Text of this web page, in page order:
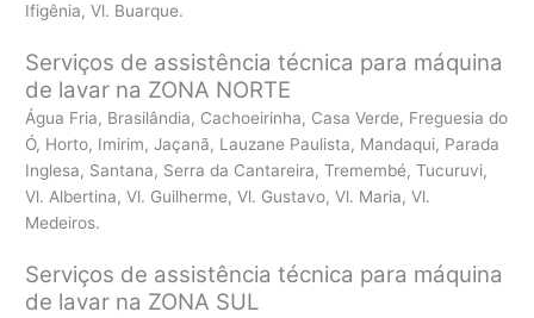
Ifigênia, Vl. Buarque.
Serviços de assistência técnica para máquina
de lavar na ZONA NORTE
Água Fria, Brasilândia, Cachoeirinha, Casa Verde, Freguesia do
Ó, Horto, Imirim, Jaçanã, Lauzane Paulista, Mandaqui, Parada
Inglesa, Santana, Serra da Cantareira, Tremembé, Tucuruvi,
Vl. Albertina, Vl. Guilherme, Vl. Gustavo, Vl. Maria, Vl.
Medeiros.
Serviços de assistência técnica para máquina
de lavar na ZONA SUL